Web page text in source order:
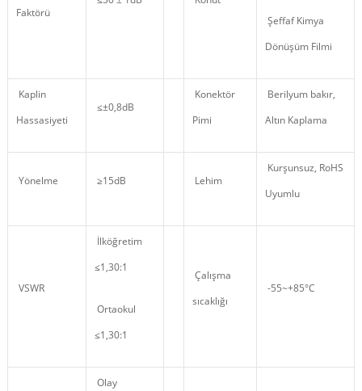
Faktörü
Şeffaf Kimya
Dönüşüm Filmi
Kaplin
Hassasiyeti
≤±0,8dB
Konektör
Pimi
Berilyum bakır,
Altın Kaplama
Yönelme ≥15dB Lehim
Kurşunsuz, RoHS
Uyumlu
VSWR
İlköğretim
≤1,30:1
Ortaokul
≤1,30:1
Çalışma
sıcaklığı
-55~+85°C
Olay